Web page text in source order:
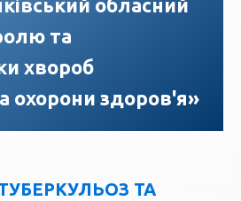
обласний
та
хвороб
охорони здоров'я»
ТА